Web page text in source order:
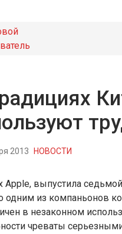
2013 НОВОСТИ
Apple, выпустила
одним из компаньонов
в незаконном
чреваты